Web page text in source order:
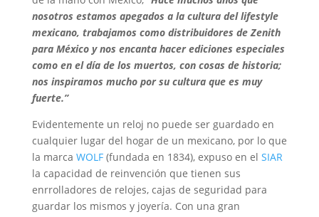
nosotros estamos apegados a la cultura del lifestyle
mexicano, trabajamos como distribuidores de Zenith
para México y nos encanta hacer ediciones especiales
como en el día de los muertos, con cosas de historia;
nos inspiramos mucho por su cultura que es muy
fuerte.”
Evidentemente un reloj no puede ser guardado en
cualquier lugar del hogar de un mexicano, por lo que
la marca WOLF(fundada en 1834), expuso en el SIAR
la capacidad de reinvención que tienen sus
enrrolladores de relojes, cajas de seguridad para
guardar los mismos y joyería. Con una gran